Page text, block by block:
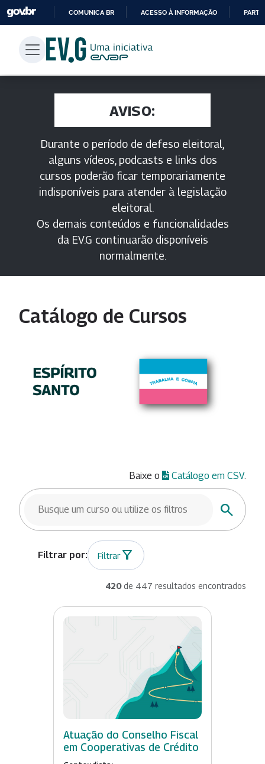
PARA
CONTEÚDO
COMUNICA BR ACESSO À INFORMAÇÃO
AVISO:
Durante o período de defeso eleitoral,
alguns vídeos, podcasts e links dos
cursos poderão ficar temporariamente
indisponíveis para atender à legislação
eleitoral.
Os demais conteúdos e funcionalidades
da EV.G continuarão disponíveis
normalmente.
Catálogo de Cursos
Baixe o Catálogo em CSV.
BUSCAR CURSOS
Buscar
Filtrar
420de 447 resultados encontrados
Atuação do Conselho Fiscal
em Cooperativas de Crédito